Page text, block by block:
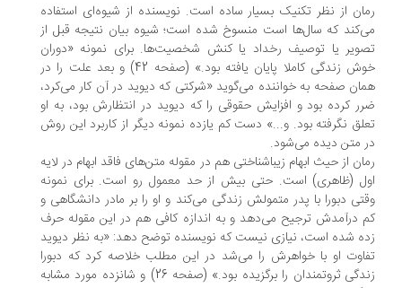
از نظر تکنیک بسیار ساده است. نویسنده از شیوه‌ای استفاده
که سال‌ها است منسوخ شده است؛ شیوه بیان نتیجه قبل از
یا توصیف رخداد یا کنش شخصیت‌ها. برای نمونه «دوران
خوش زندگی کاملا پایان یافته بود.» (صفحه 42) و بعد علت را در
صفحه به خواننده می‌گوید «شرکتی که دیوید در آن کار می‌کرد،
کرده بود و افزایش حقوقی را که دیوید در انتظارش بود، به او
نگرفته بود. و...» دست کم یازده نمونه دیگر از کاربرد این روش
متن دیده می‌شود.
از حیث ابهام زیباشناختی هم در مقوله متن‌های فاقد ابهام در لایه
(ظاهری) است. حتی بیش از حد معمول رو است. برای نمونه
دبورا با پدر متمولش زندگی می‌کند و او را بر مادر دانشگاهی و
درآمدش ترجیح می‌دهد و به اندازه کافی هم در این مقوله حرف
شده است، نیازی نیست که نویسنده توضح دهد: «به نظر دیوید
او با خواهرش را می‌شد در این مطلب خلاصه کرد که دبورا
زندگی ثروتمندان را برگزیده بود.» (صفحه 26) و شانزده مورد مشابه